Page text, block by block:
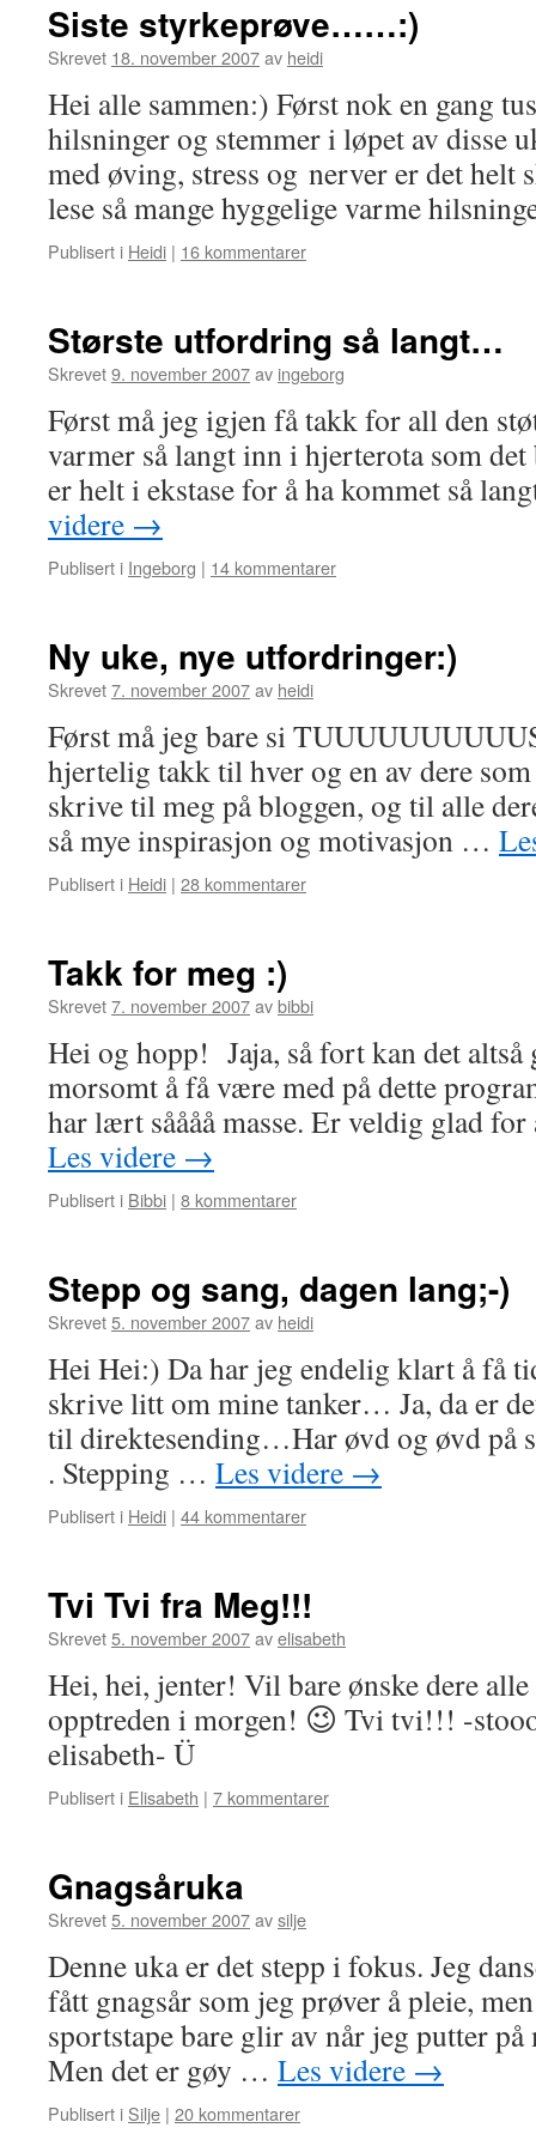
Siste styrkeprøve……:)
Skrevet 18. november 2007av heidi
Hei alle sammen:) Først nok en gang
hilsninger og stemmer i løpet av disse
med øving, stress og nerver er det helt
lese så mange hyggelige varme
Publisert i Heidi | 16 kommentarer
Største utfordring så langt…
Skrevet9. november 2007av ingeborg
Først må jeg igjen få takk for all den
varmer så langt inn i hjerterota som
er helt i ekstase for å ha kommet så
videre →
Publisert i Ingeborg | 14 kommentarer
Ny uke, nye utfordringer:)
Skrevet7. november 2007av heidi
Først må jeg bare si
hjertelig takk til hver og en av dere
skrive til meg på bloggen, og til alle
så mye inspirasjon og motivasjon …
Publisert i Heidi | 28 kommentarer
Takk for meg :)
Skrevet7. november 2007avbibbi
Hei og hopp! Jaja, så fort kan det
morsomt å få være med på dette
har lært såååå masse. Er veldig glad
Les videre →
Publisert i Bibbi | 8 kommentarer
Stepp og sang, dagen lang;-)
Skrevet5. november 2007av heidi
Hei Hei:) Da har jeg endelig klart å få
skrive litt om mine tanker… Ja, da er
til direktesending…Har øvd og øvd på
. Stepping … Les videre →
Publisert i Heidi | 44 kommentarer
Tvi Tvi fra Meg!!!
Skrevet5. november 2007avelisabeth
Hei, hei, jenter! Vil bare ønske dere
opptreden i morgen! 😉 Tvi tvi!!! -
elisabeth- Ü
Publisert i Elisabeth | 7 kommentarer
Gnagsåruka
Skrevet5. november 2007avsilje
Denne uka er det stepp i fokus. Jeg
fått gnagsår som jeg prøver å pleie,
sportstape bare glir av når jeg putter
Men det er gøy … Les videre →
Publisert i Silje | 20 kommentarer